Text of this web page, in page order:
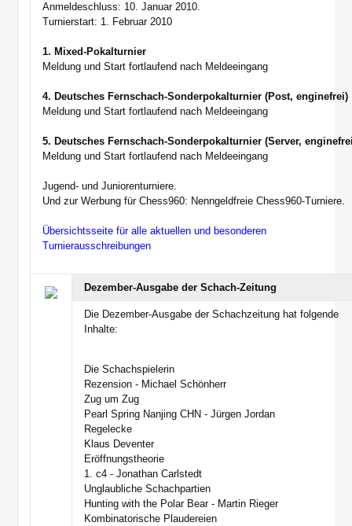
Anmeldeschluss: 10. Januar 2010.
Turnierstart: 1. Februar 2010
1. Mixed-Pokalturnier
Meldung und Start fortlaufend nach Meldeeingang
4. Deutsches Fernschach-Sonderpokalturnier (Post, enginefrei)
Meldung und Start fortlaufend nach Meldeeingang
5. Deutsches Fernschach-Sonderpokalturnier (Server,
Meldung und Start fortlaufend nach Meldeeingang
Jugend- und Juniorenturniere.
Und zur Werbung für Chess960: Nenngeldfreie Chess960-Turniere.
Übersichtsseite für alle aktuellen und besonderen
Turnierausschreibungen
Dezember-Ausgabe der Schach-Zeitung
Die Dezember-Ausgabe der Schachzeitung hat folgende
Inhalte:
Die Schachspielerin
Rezension - Michael Schönherr
Zug um Zug
Pearl Spring Nanjing CHN - Jürgen Jordan
Regelecke
Klaus Deventer
Eröffnungstheorie
1. c4 - Jonathan Carlstedt
Unglaubliche Schachpartien
Hunting with the Polar Bear - Martin Rieger
Kombinatorische Plaudereien